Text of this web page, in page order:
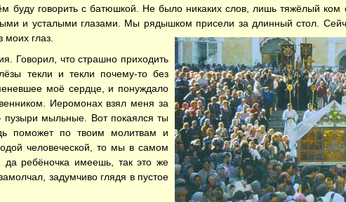
буду говорить с батюшкой. Не было никаких слов, лишь тяжёлый
и усталыми глазами. Мы рядышком присели за длинный стол.
глаз.
Говорил, что страшно приходить
текли и текли почему-то без
моё сердце, и понуждало
Иеромонах взял меня за
- пузыри мыльные. Вот покаялся ты
поможет по твоим молитвам и
человеческой, то мы в самом
да ребёночка имеешь, так это же
задумчиво глядя в пустое